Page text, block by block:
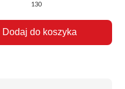
130
Dodaj do koszyka